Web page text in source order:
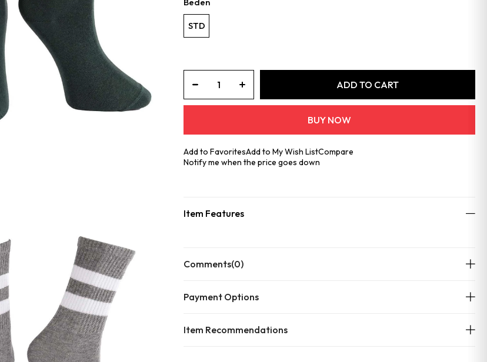
STD
Add to FavoritesAdd to My Wish ListCompare
Notify me when the price goes down
Item Features
Comments(0)
Payment Options
Item Recommendations